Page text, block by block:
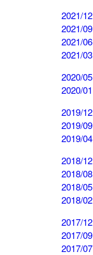
2021/12
2021/09
2021/06
2021/03
2020/05
2020/01
2019/12
2019/09
2019/04
2018/12
2018/08
2018/05
2018/02
2017/12
2017/09
2017/07